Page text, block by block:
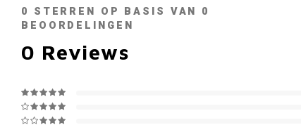
0 STERREN OP BASIS VAN 0
BEOORDELINGEN
0 Reviews